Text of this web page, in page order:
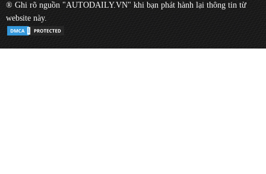
® Ghi rõ nguồn "AUTODAILY.VN" khi bạn phát hành lại thông tin từ
website này.